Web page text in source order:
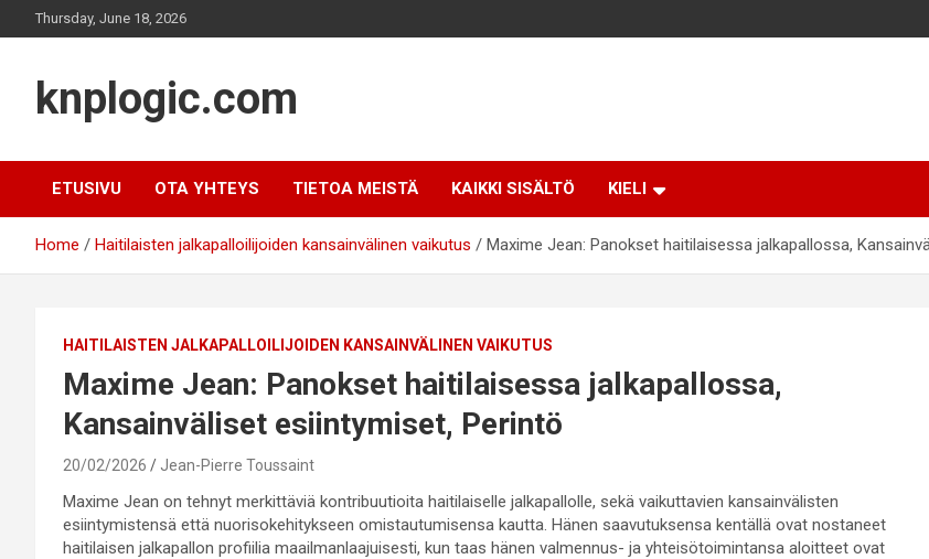
to
Thursday, June 18, 2026
knplogic.com
ETUSIVU OTA YHTEYS TIETOA MEISTÄ KAIKKI SISÄLTÖ KIELI
Home Haitilaisten jalkapalloilijoiden kansainvälinen vaikutus Maxime Jean: Panokset haitilaisessa jalkapallossa,
HAITILAISTEN JALKAPALLOILIJOIDEN KANSAINVÄLINEN VAIKUTUS
Maxime Jean: Panokset haitilaisessa jalkapallossa,
Kansainväliset esiintymiset, Perintö
20/02/2026 Jean-Pierre Toussaint
Maxime Jean on tehnyt merkittäviä kontribuutioita haitilaiselle jalkapallolle, sekä vaikuttavien kansainvälisten
esiintymistensä että nuorisokehitykseen omistautumisensa kautta. Hänen saavutuksensa kentällä ovat nostaneet
haitilaisen jalkapallon profiilia maailmanlaajuisesti, kun taas hänen valmennus- ja yhteisötoimintansa aloitteet ovat